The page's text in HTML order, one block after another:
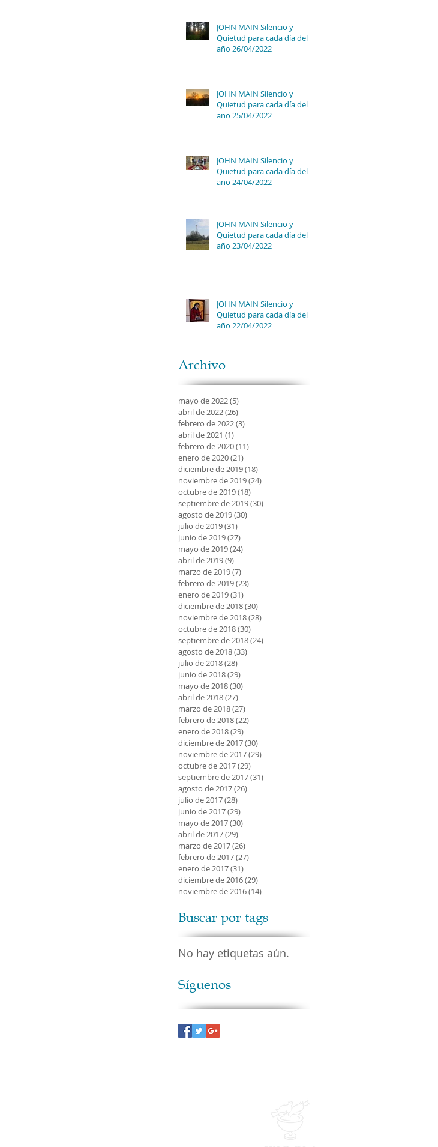
JOHN MAIN Silencio y
Quietud para cada día del
año 26/04/2022
JOHN MAIN Silencio y
Quietud para cada día del
año 25/04/2022
JOHN MAIN Silencio y
Quietud para cada día del
año 24/04/2022
JOHN MAIN Silencio y
Quietud para cada día del
año 23/04/2022
JOHN MAIN Silencio y
Quietud para cada día del
año 22/04/2022
Archivo
mayo de 2022(5)
abril de 2022(26)
febrero de 2022(3)
abril de 2021 (1)
febrero de 2020(11)
enero de 2020(21)
diciembre de 2019(18)
noviembre de 2019(24)
octubre de 2019(18)
septiembre de 2019(30)
agosto de 2019(30)
julio de 2019(31)
junio de 2019(27)
mayo de 2019(24)
abril de 2019(9)
marzo de 2019(7)
febrero de 2019(23)
enero de 2019(31)
diciembre de 2018(30)
noviembre de 2018(28)
octubre de 2018(30)
septiembre de 2018(24)
agosto de 2018(33)
julio de 2018(28)
junio de 2018(29)
mayo de 2018(30)
abril de 2018(27)
marzo de 2018(27)
febrero de 2018(22)
enero de 2018(29)
diciembre de 2017(30)
noviembre de 2017(29)
octubre de 2017(29)
septiembre de 2017(31)
agosto de 2017(26)
julio de 2017(28)
junio de 2017(29)
mayo de 2017(30)
abril de 2017(29)
marzo de 2017(26)
febrero de 2017(27)
enero de 2017(31)
diciembre de 2016(29)
noviembre de 2016(14)
Buscar por tags
No hay etiquetas aún.
Síguenos